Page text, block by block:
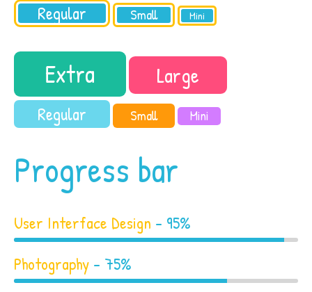
Regular Small Mini
Extra Large
Regular Small Mini
Progress bar
User Interface Design - 95%
Photography - 75%